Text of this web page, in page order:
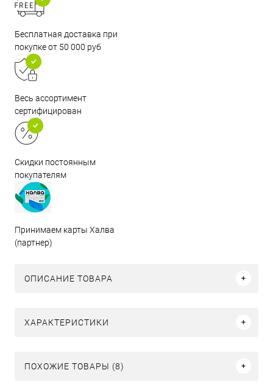
Бесплатная доставка при
покупке от 50 000 руб
Весь ассортимент
сертифицирован
Скидки постоянным
покупателям
Принимаем карты Халва
(партнер)
ОПИСАНИЕ ТОВАРА
ХАРАКТЕРИСТИКИ
ПОХОЖИЕ ТОВАРЫ (8)